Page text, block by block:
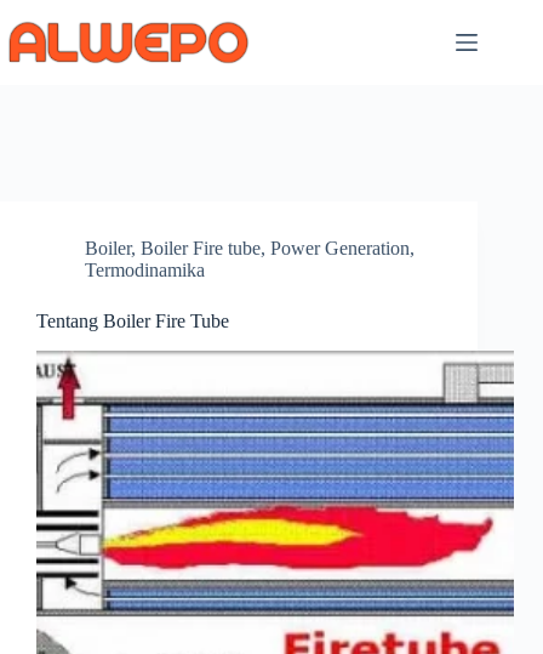
to
content
Boiler, Boiler Fire tube, Power Generation,
Termodinamika
Tentang Boiler Fire Tube